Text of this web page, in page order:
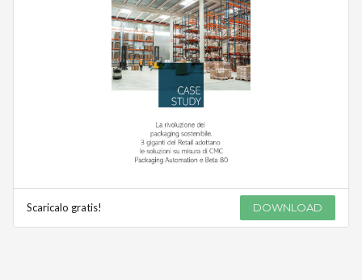
Scaricalo gratis! DOWNLOAD